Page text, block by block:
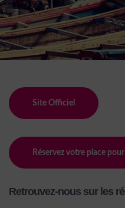
Site Officiel
Réservez votre place
Retrouvez-nous sur les